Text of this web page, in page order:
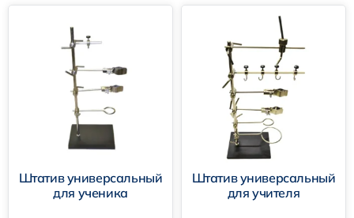
Штатив универсальный
для ученика
Штатив универсальный
для учителя